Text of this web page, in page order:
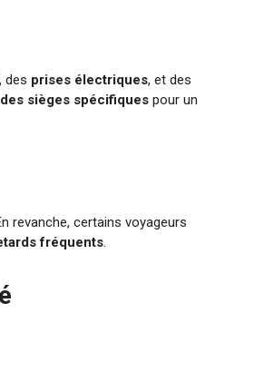
, des prises électriques, et des
sièges spécifiques pour un
revanche, certains voyageurs
fréquents.